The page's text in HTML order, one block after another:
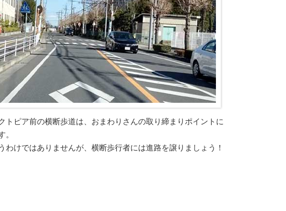
トピア前の横断歩道は、おまわりさんの取り締まりポイントに
。
わけではありませんが、 横断歩行者には進路を譲りましょう！